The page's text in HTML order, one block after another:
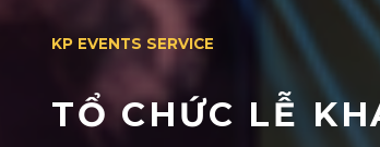
KP EVENTS SERVICE
TỔ CHỨC LỄ